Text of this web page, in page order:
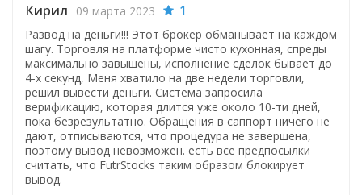
Кирил 09 марта 2023 1
Развод на деньги!!! Этот брокер обманывает на каждом
шагу. Торговля на платформе чисто кухонная, спреды
максимально завышены, исполнение сделок бывает до
4-х секунд, Меня хватило на две недели торговли,
решил вывести деньги. Система запросила
верификацию, которая длится уже около 10-ти дней,
пока безрезультатно. Обращения в саппорт ничего не
дают, отписываются, что процедура не завершена,
поэтому вывод невозможен. есть все предпосылки
считать, что FutrStocks таким образом блокирует
вывод.